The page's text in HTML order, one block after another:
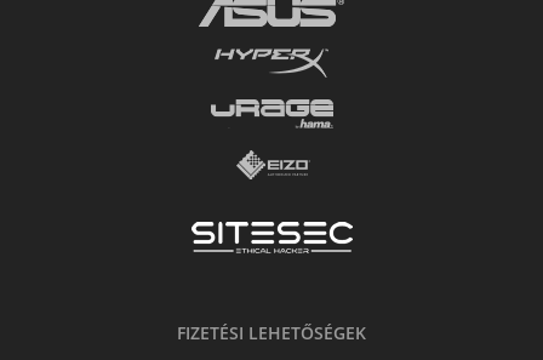
FIZETÉSI LEHETŐSÉGEK